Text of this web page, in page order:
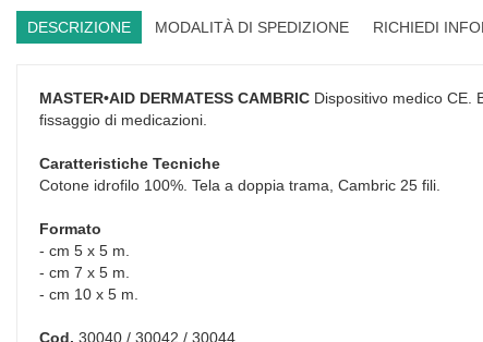
DESCRIZIONE MODALITÀ DI SPEDIZIONE RICHIEDI
MASTER•AID DERMATESS CAMBRIC Dispositivo medico CE.
fissaggio di medicazioni.
Caratteristiche Tecniche
Cotone idrofilo 100%. Tela a doppia trama, Cambric 25 fili.
Formato
- cm 5 x 5 m.
- cm 7 x 5 m.
- cm 10 x 5 m.
Cod. 30040 / 30042 / 30044